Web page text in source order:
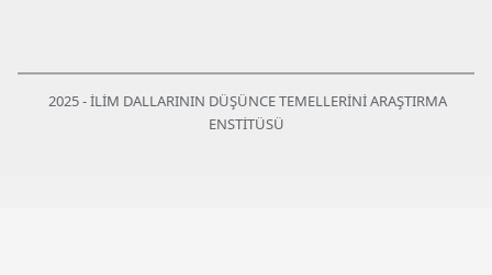
2025 - İLİM DALLARININ DÜŞÜNCE TEMELLERİNİ ARAŞTIRMA
ENSTİTÜSÜ